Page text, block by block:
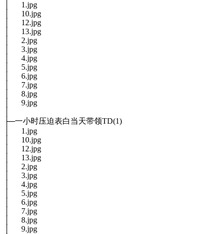
│ 1.jpg
│ 10.jpg
│ 12.jpg
│ 13.jpg
│ 2.jpg
│ 3.jpg
│ 4.jpg
│ 5.jpg
│ 6.jpg
│ 7.jpg
│ 8.jpg
│ 9.jpg
├─一小时压迫表白当天带领TD(1)
│ 1.jpg
│ 10.jpg
│ 12.jpg
│ 13.jpg
│ 2.jpg
│ 3.jpg
│ 4.jpg
│ 5.jpg
│ 6.jpg
│ 7.jpg
│ 8.jpg
│ 9.jpg